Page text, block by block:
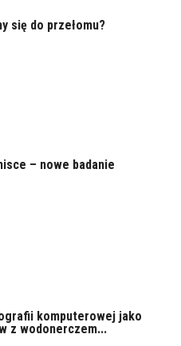
się do przełomu?
– nowe badanie
komputerowej jako
z wodonerczem...